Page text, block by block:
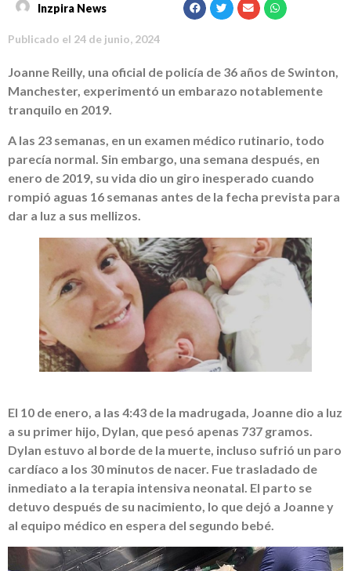
Inzpira News
Publicado el 24 de junio, 2024
Joanne Reilly, una oficial de policía de 36 años de Swinton,
Manchester, experimentó un embarazo notablemente
tranquilo en 2019.
A las 23 semanas, en un examen médico rutinario, todo
parecía normal. Sin embargo, una semana después, en
enero de 2019, su vida dio un giro inesperado cuando
rompió aguas 16 semanas antes de la fecha prevista para
dar a luz a sus mellizos.
El 10 de enero, a las 4:43 de la madrugada, Joanne dio a luz
a su primer hijo, Dylan, que pesó apenas 737 gramos.
Dylan estuvo al borde de la muerte, incluso sufrió un paro
cardíaco a los 30 minutos de nacer. Fue trasladado de
inmediato a la terapia intensiva neonatal. El parto se
detuvo después de su nacimiento, lo que dejó a Joanne y
al equipo médico en espera del segundo bebé.